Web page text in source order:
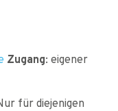
Zugang: eigener
für diejenigen